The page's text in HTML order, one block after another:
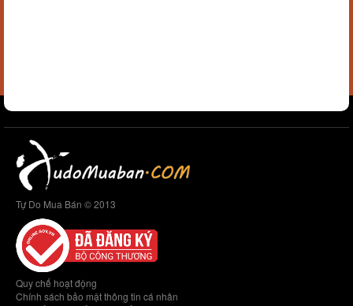
Tự Do Mua Bán © 2013
Quy chế hoạt động
Chính sách bảo mật thông tin cá nhân